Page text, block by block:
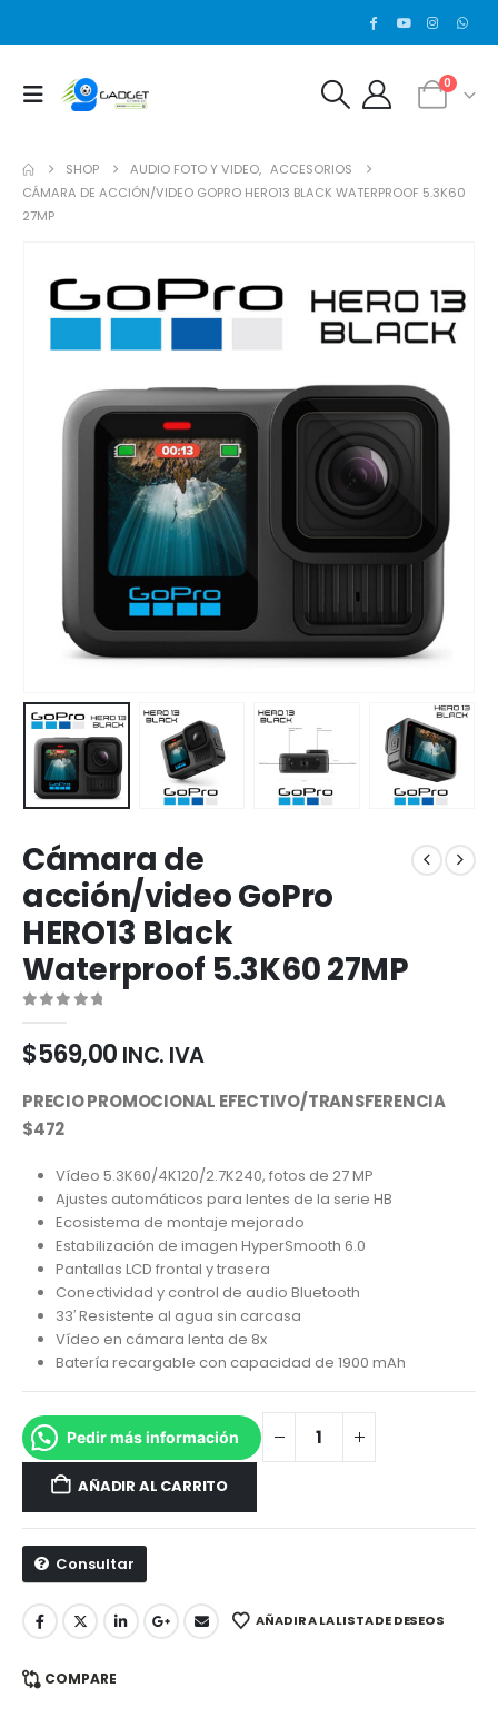
0
SHOP AUDIO FOTO Y VIDEO, ACCESORIOS
CÁMARA DE ACCIÓN/VIDEO GOPRO HERO13 BLACK WATERPROOF 5.3K60
27MP
Cámara de
acción/video GoPro
HERO13 Black
Waterproof 5.3K60 27MP
0out of 5
$569,00 INC. IVA
PRECIO PROMOCIONAL EFECTIVO/TRANSFERENCIA
$472
Vídeo 5.3K60/4K120/2.7K240, fotos de 27 MP
Ajustes automáticos para lentes de la serie HB
Ecosistema de montaje mejorado
Estabilización de imagen HyperSmooth 6.0
Pantallas LCD frontal y trasera
Conectividad y control de audio Bluetooth
33′ Resistente al agua sin carcasa
Vídeo en cámara lenta de 8x
Batería recargable con capacidad de 1900 mAh
Pedir más información
AÑADIR AL CARRITO
Consultar
AÑADIR A LA LISTA DE DESEOS
COMPARE